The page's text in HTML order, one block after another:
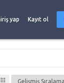
yap Kayıt ol